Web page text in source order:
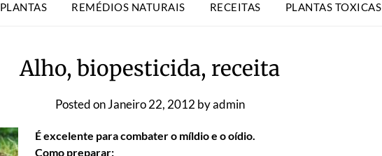
PLANTAS REMÉDIOS NATURAIS RECEITAS PLANTAS TOXICAS
Alho, biopesticida, receita
Posted onJaneiro 22, 2012 byadmin
É excelente para combater o míldio e o oídio.
Como preparar: